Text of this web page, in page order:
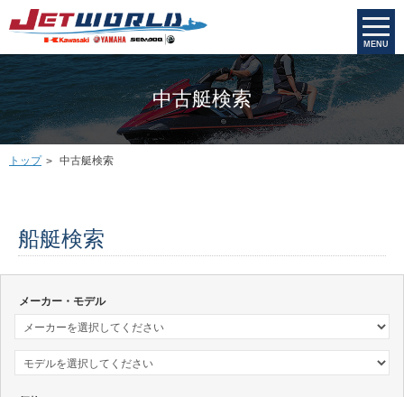
MENU
中古艇検索
トップ 中古艇検索
船艇検索
メーカー・モデル